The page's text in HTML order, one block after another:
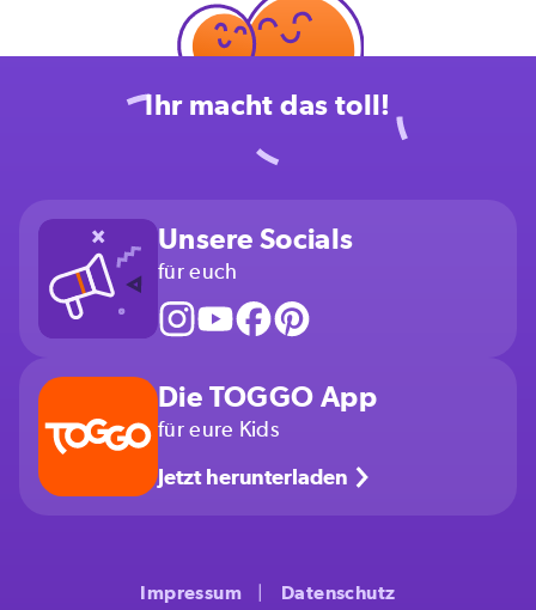
Ihr macht das toll!
Unsere Socials
für euch
Die TOGGO App
für eure Kids
Jetzt herunterladen
Impressum Datenschutz